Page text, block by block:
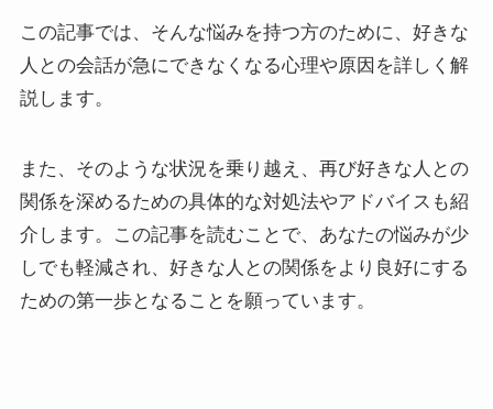
この記事では、そんな悩みを持つ方のために、好きな
人との会話が急にできなくなる心理や原因を詳しく解
説します。
また、そのような状況を乗り越え、再び好きな人との
関係を深めるための具体的な対処法やアドバイスも紹
介します。この記事を読むことで、あなたの悩みが少
しでも軽減され、好きな人との関係をより良好にする
ための第一歩となることを願っています。